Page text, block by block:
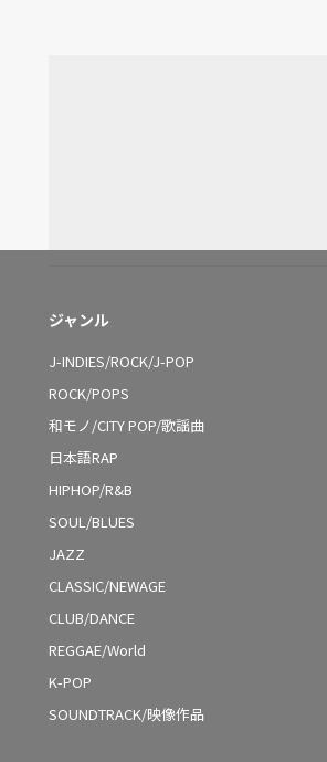
ジャンル
J-INDIES/ROCK/J-POP
ROCK/POPS
和モノ/CITY POP/歌謡曲
日本語RAP
HIPHOP/R&B
SOUL/BLUES
JAZZ
CLASSIC/NEWAGE
CLUB/DANCE
REGGAE/World
K-POP
SOUNDTRACK/映像作品